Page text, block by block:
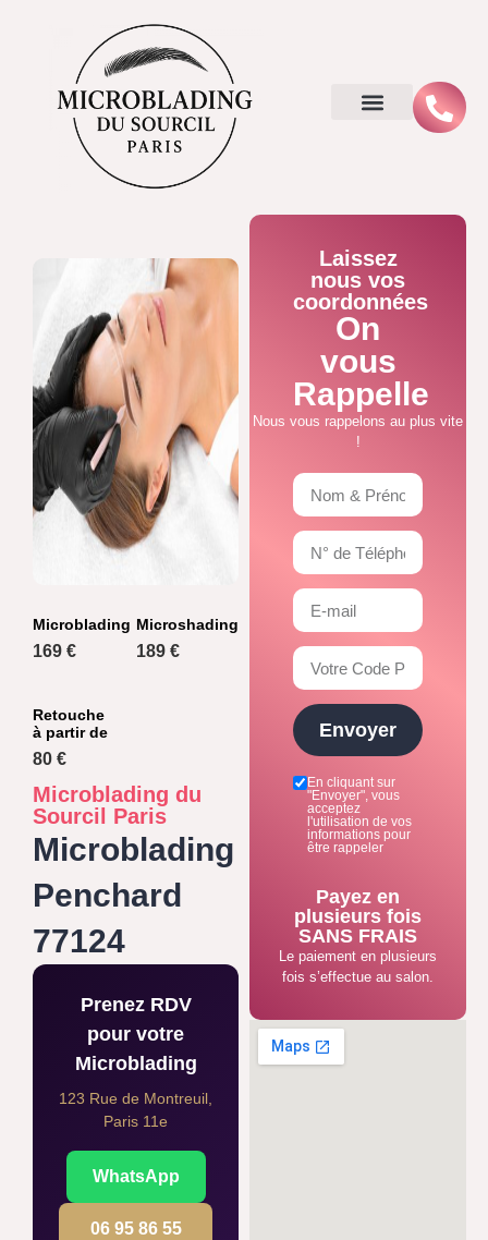
Microblading
169 €
Microshading
189 €
Retouche
à partir de
80 €
Microblading du
Sourcil Paris
Microblading
Penchard
77124
Prenez RDV
pour votre
Microblading
123 Rue de Montreuil,
Paris 11e
WhatsApp
06 95 86 55
Laissez
nous vos
coordonnées
On
vous
Rappelle
Nous vous rappelons au plus vite
!
En cliquant sur
"Envoyer", vous
acceptez
l'utilisation de vos
informations pour
être rappeler
Envoyer
Payez en
plusieurs fois
SANS FRAIS
Le paiement en plusieurs
fois s’effectue au salon.